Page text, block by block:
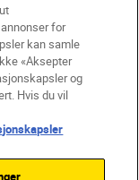
Tilgjengelighet
for
kan samle
«Aksepter
og
Hvis du vil